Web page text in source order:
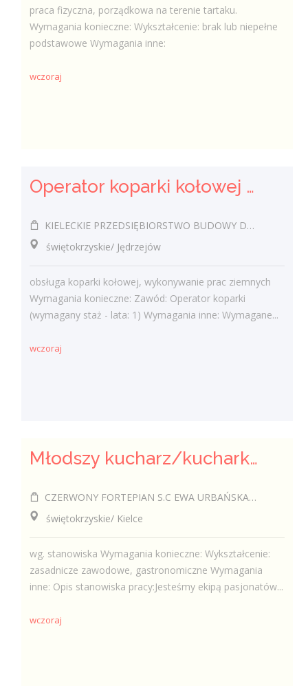
praca fizyczna, porządkowa na terenie tartaku.
Wymagania konieczne: Wykształcenie: brak lub niepełne
podstawowe Wymagania inne:
wczoraj
Operator koparki kołowej k/m
KIELECKIE PRZEDSIĘBIORSTWO BUDOWY DRÓG I MOSTÓW SPÓŁKA Z OGRANICZONĄ ODPOWIEDZIALNOŚCIĄ
świętokrzyskie/ Jędrzejów
obsługa koparki kołowej, wykonywanie prac ziemnych
Wymagania konieczne: Zawód: Operator koparki
(wymagany staż - lata: 1) Wymagania inne: Wymagane...
wczoraj
Młodszy kucharz/kucharka
CZERWONY FORTEPIAN S.C EWA URBAŃSKA-FELCZAK, ROBERT KANTOR
świętokrzyskie/ Kielce
wg. stanowiska Wymagania konieczne: Wykształcenie:
zasadnicze zawodowe, gastronomiczne Wymagania
inne: Opis stanowiska pracy:Jesteśmy ekipą pasjonatów...
wczoraj